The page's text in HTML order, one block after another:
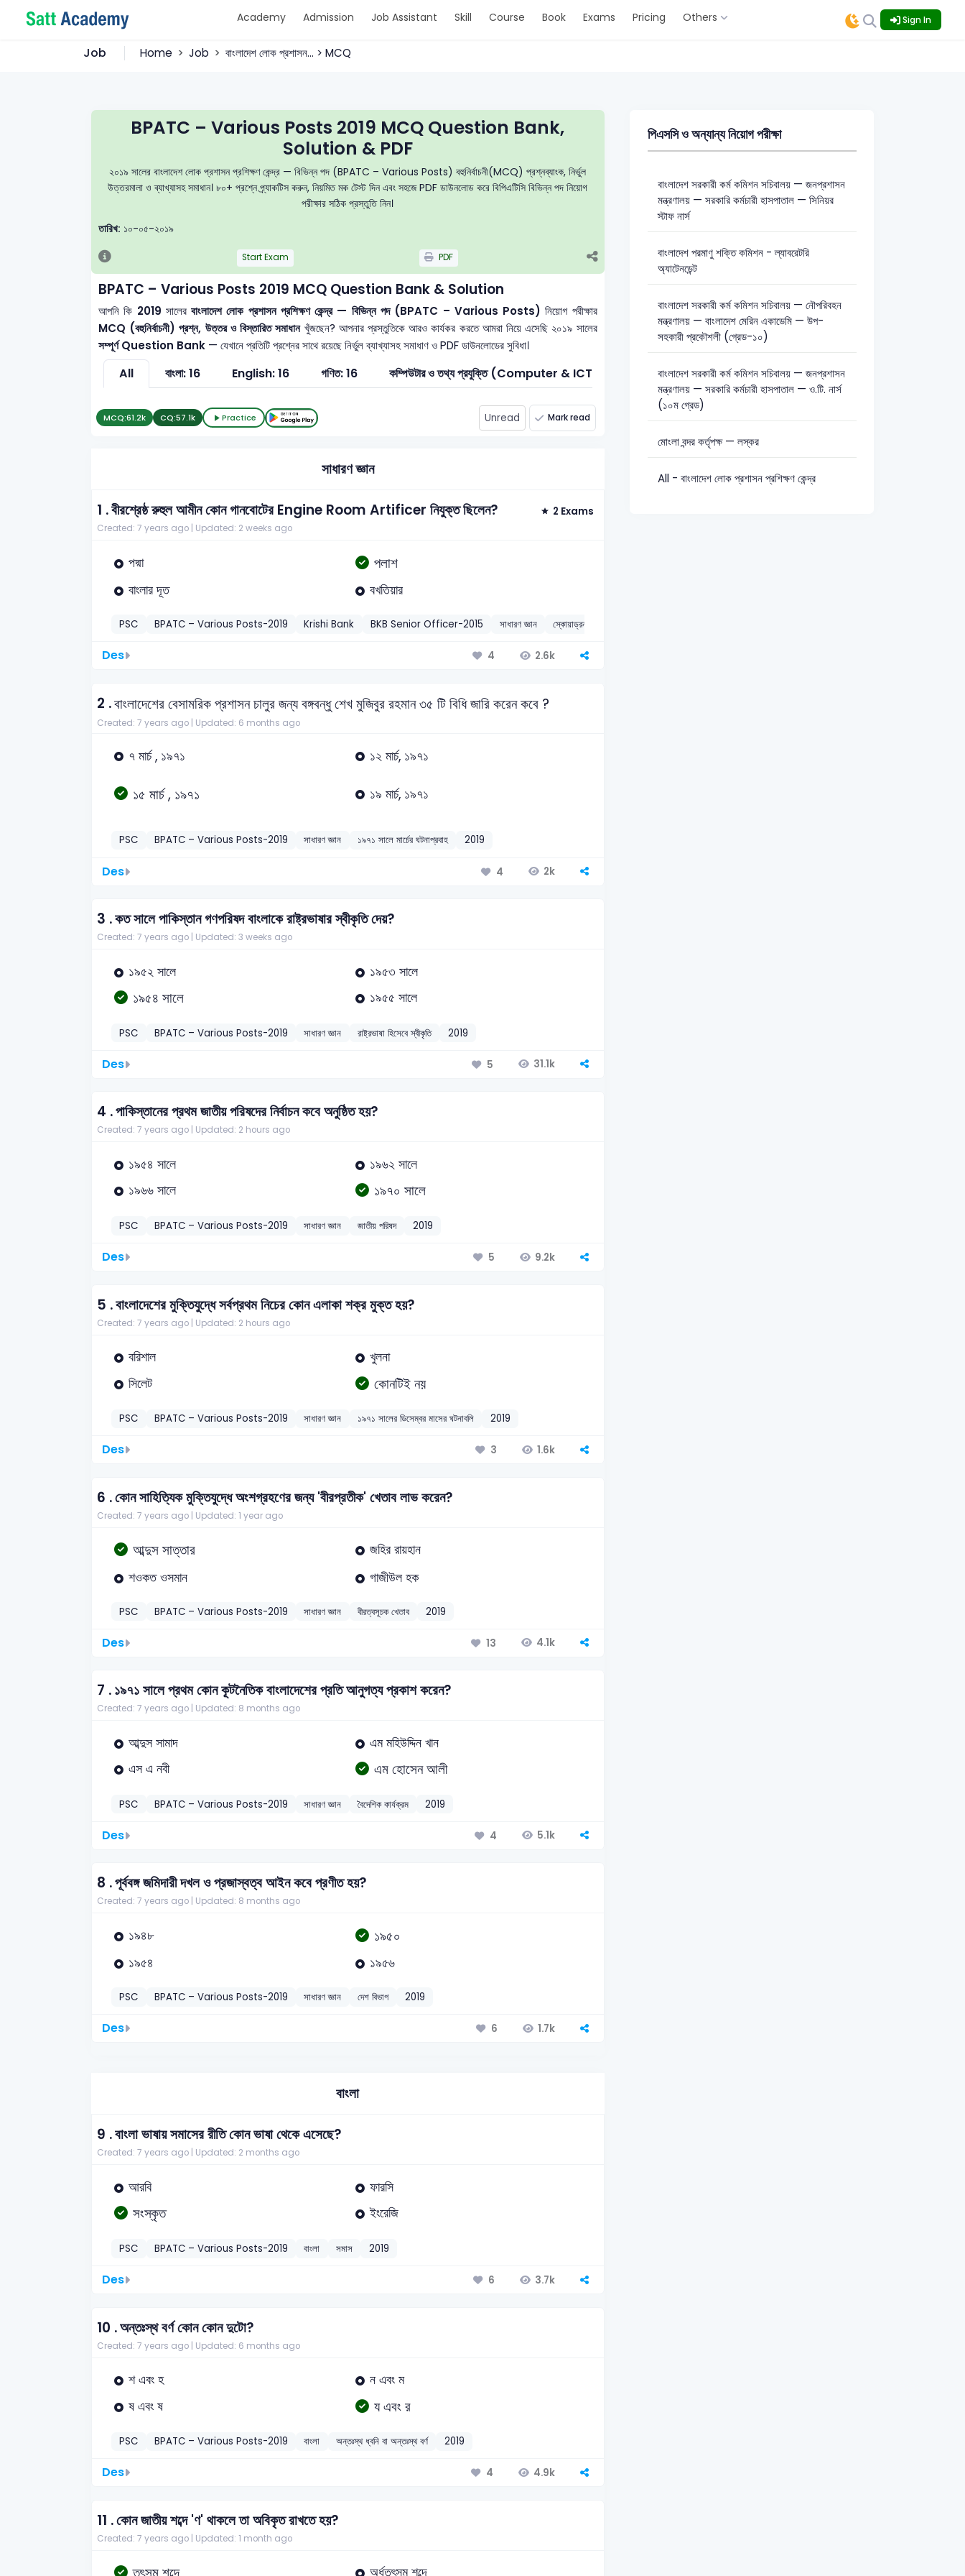
Academy Admission Job Assistant Skill Course Book Exams Pricing Others Sign In
Job Home Job বাংলাদেশ লোক প্রশাসন... > MCQ
BPATC – Various Posts 2019 MCQ Question Bank,
Solution & PDF
২০১৯ সালের বাংলাদেশ লোক প্রশাসন প্রশিক্ষণ কেন্দ্র — বিভিন্ন পদ (BPATC – Various Posts) বহুনির্বাচনী(MCQ) প্রশ্নব্যাংক, নির্ভুল
উত্তরমালা ও ব্যাখ্যাসহ সমাধান। ৮০+ প্রশ্নে প্র্যাকটিস করুন, নিয়মিত মক টেস্ট দিন এবং সহজে PDF ডাউনলোড করে বিপিএটিসি বিভিন্ন পদ নিয়োগ
পরীক্ষার সঠিক প্রস্তুতি নিন।
তারিখ: ১০-০৫-২০১৯
Start Exam PDF
BPATC – Various Posts 2019 MCQ Question Bank & Solution
আপনি কি 2019 সালেরবাংলাদেশ লোক প্রশাসন প্রশিক্ষণ কেন্দ্র — বিভিন্ন পদ (BPATC – Various Posts)নিয়োগ পরীক্ষার
MCQ (বহুনির্বাচনী) প্রশ্ন, উত্তর ও বিস্তারিত সমাধানখুঁজছেন? আপনার প্রস্তুতিকে আরও কার্যকর করতে আমরা নিয়ে এসেছি ২০১৯ সালের
সম্পূর্ণ Question Bank — যেখানে প্রতিটি প্রশ্নের সাথে রয়েছে নির্ভুল ব্যাখ্যাসহ সমাধাণ ও PDF ডাউনলোডের সুবিধা।
All বাংলা: 16 English: 16 গণিত: 16 কম্পিউটার ও তথ্য প্রযুক্তি (Computer & ICT): 10 সাধারণ জ্ঞান: 22
MCQ:61.2k CQ:57.1k Practice Unread Mark read
সাধারণ জ্ঞান
1 .বীরশ্রেষ্ঠ রুহুল আমীন কোন গানবোটের Engine Room Artificer নিযুক্ত ছিলেন? 2 Exams
Created: 7 years ago | Updated: 2 weeks ago
পদ্মা পলাশ
বাংলার দূত বখতিয়ার
PSC BPATC – Various Posts-2019 Krishi Bank BKB Senior Officer-2015 সাধারণ জ্ঞান স্কোয়াড্রন ইঞ্জিনিয়ার রুহুল আমিন
Des 4 2.6k
2 .বাংলাদেশের বেসামরিক প্রশাসন চালুর জন্য বঙ্গবন্ধু শেখ মুজিবুর রহমান ৩৫ টি বিধি জারি করেন কবে ?
Created: 7 years ago | Updated: 6 months ago
৭ মার্চ , ১৯৭১ ১২ মার্চ, ১৯৭১
১৫ মার্চ , ১৯৭১ ১৯ মার্চ, ১৯৭১
PSC BPATC – Various Posts-2019 সাধারণ জ্ঞান ১৯৭১ সালে মার্চের ঘটনাপ্রবাহ 2019
Des 4 2k
3 .কত সালে পাকিস্তান গণপরিষদ বাংলাকে রাষ্ট্রভাষার স্বীকৃতি দেয়?
Created: 7 years ago | Updated: 3 weeks ago
১৯৫২ সালে ১৯৫৩ সালে
১৯৫৪ সালে ১৯৫৫ সালে
PSC BPATC – Various Posts-2019 সাধারণ জ্ঞান রাষ্ট্রভাষা হিসেবে স্বীকৃতি 2019
Des 5 31.1k
4 .পাকিস্তানের প্রথম জাতীয় পরিষদের নির্বাচন কবে অনুষ্ঠিত হয়?
Created: 7 years ago | Updated: 2 hours ago
১৯৫৪ সালে
১৯৬২ সালে
১৯৬৬ সালে
১৯৭০ সালে
PSC BPATC – Various Posts-2019 সাধারণ জ্ঞান জাতীয় পরিষদ 2019
Des 5 9.2k
5 .বাংলাদেশের মুক্তিযুদ্ধে সর্বপ্রথম নিচের কোন এলাকা শক্র মুক্ত হয়?
Created: 7 years ago | Updated: 2 hours ago
বরিশাল
খুলনা
সিলেট
কোনটিই নয়
PSC BPATC – Various Posts-2019 সাধারণ জ্ঞান ১৯৭১ সালের ডিসেম্বর মাসের ঘটনাবলি 2019
Des 3 1.6k
6 .কোন সাহিত্যিক মুক্তিযুদ্ধে অংশগ্রহণের জন্য 'বীরপ্রতীক' খেতাব লাভ করেন?
Created: 7 years ago | Updated: 1 year ago
আব্দুস সাত্তার
জহির রায়হান
শওকত ওসমান
গাজীউল হক
PSC BPATC – Various Posts-2019 সাধারণ জ্ঞান বীরত্বসূচক খেতাব 2019
Des 13 4.1k
7 .১৯৭১ সালে প্রথম কোন কূটনৈতিক বাংলাদেশের প্রতি আনুগত্য প্রকাশ করেন?
Created: 7 years ago | Updated: 8 months ago
আব্দুস সামাদ
এম মহিউদ্দিন খান
এস এ নবী
এম হোসেন আলী
PSC BPATC – Various Posts-2019 সাধারণ জ্ঞান বৈদেশিক কার্যক্রম 2019
Des 4 5.1k
8 .পূর্ববঙ্গ জমিদারী দখল ও প্রজাস্বত্ব আইন কবে প্রণীত হয়?
Created: 7 years ago | Updated: 8 months ago
১৯৪৮ ১৯৫০
১৯৫৪ ১৯৫৬
PSC BPATC – Various Posts-2019 সাধারণ জ্ঞান দেশ বিভাগ 2019
Des 6 1.7k
বাংলা
9 .বাংলা ভাষায় সমাসের রীতি কোন ভাষা থেকে এসেছে?
Created: 7 years ago | Updated: 2 months ago
আরবি ফারসি
সংস্কৃত ইংরেজি
PSC BPATC – Various Posts-2019 বাংলা সমাস 2019
Des 6 3.7k
10 .অন্তঃস্থ বর্ণ কোন কোন দুটো?
Created: 7 years ago | Updated: 6 months ago
শ এবং হ
ন এবং ম
ষ এবং ষ
য এবং র
PSC BPATC – Various Posts-2019 বাংলা অন্তঃস্থ ধ্বনি বা অন্তঃস্থ বর্ণ 2019
Des 4 4.9k
11 .কোন জাতীয় শব্দে 'ণ' থাকলে তা অবিকৃত রাখতে হয়?
Created: 7 years ago | Updated: 1 month ago
পিএসসি ও অন্যান্য নিয়োগ পরীক্ষা
বাংলাদেশ সরকারী কর্ম কমিশন সচিবালয় — জনপ্রশাসন
মন্ত্রণালয় — সরকারি কর্মচারী হাসপাতাল — সিনিয়র
স্টাফ নার্স
বাংলাদেশ পরমাণু শক্তি কমিশন - ল্যাবরেটরি
অ্যাটেনডেন্ট
বাংলাদেশ সরকারী কর্ম কমিশন সচিবালয় — নৌপরিবহন
মন্ত্রণালয় — বাংলাদেশ মেরিন একাডেমি — উপ-
সহকারী প্রকৌশলী (গ্রেড-১০)
বাংলাদেশ সরকারী কর্ম কমিশন সচিবালয় — জনপ্রশাসন
মন্ত্রণালয় — সরকারি কর্মচারী হাসপাতাল — ও.টি. নার্স
(১০ম গ্রেড)
মোংলা বন্দর কর্তৃপক্ষ — লস্কর
All - বাংলাদেশ লোক প্রশাসন প্রশিক্ষণ কেন্দ্র